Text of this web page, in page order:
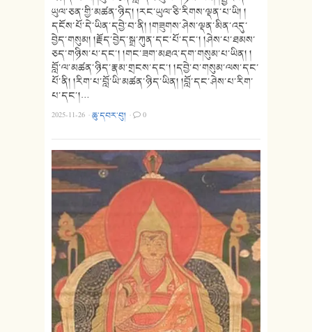
ཡུལ་ཅན་གྱི་མཚན་ཉིད། །རང་ཡུལ་ཅི་རིགས་ལྡན་པ་ཡི། །
དངོས་པོ་དེ་ཡིན་དབྱེ་བ་ནི། །གཟུགས་ཤེས་ལྡན་མིན་འདུ་
བྱེད་གསུམ། །རྗོད་བྱེད་སྒྲ་ཀུན་དང་པོ་དང་། །ཤེས་པ་ཐམས་
ཅད་གཉིས་པ་དང་། །གང་ཟག་མཐའ་དག་གསུམ་པ་ཡིན། །
བློ་ལ་མཚན་ཉིད་རྣམ་གྲངས་དང་། །དབྱེ་བ་གསུམ་ལས་དང་
པོ་ནི། །རིག་པ་བློ་ཡི་མཚན་ཉིད་ཡིན། །བློ་དང་ཤེས་པ་རིག་
པ་དང་།…
2025-11-26 ·ཆུ་དབར་བུ། · 0